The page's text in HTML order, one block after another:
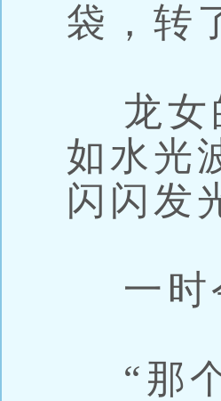
袋，转
龙女
如水光
闪闪发
一时
“那个